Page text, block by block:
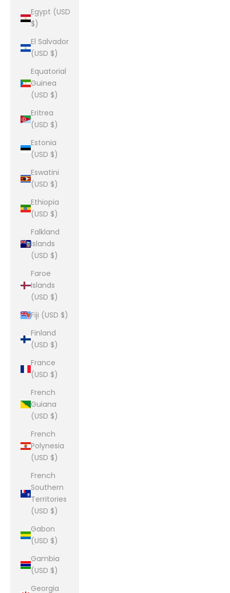
Egypt (USD
$)
El Salvador
(USD $)
Equatorial
Guinea
(USD $)
Eritrea
(USD $)
Estonia
(USD $)
Eswatini
(USD $)
Ethiopia
(USD $)
Falkland
Islands
(USD $)
Faroe
Islands
(USD $)
Fiji (USD $)
Finland
(USD $)
France
(USD $)
French
Guiana
(USD $)
French
Polynesia
(USD $)
French
Southern
Territories
(USD $)
Gabon
(USD $)
Gambia
(USD $)
Georgia